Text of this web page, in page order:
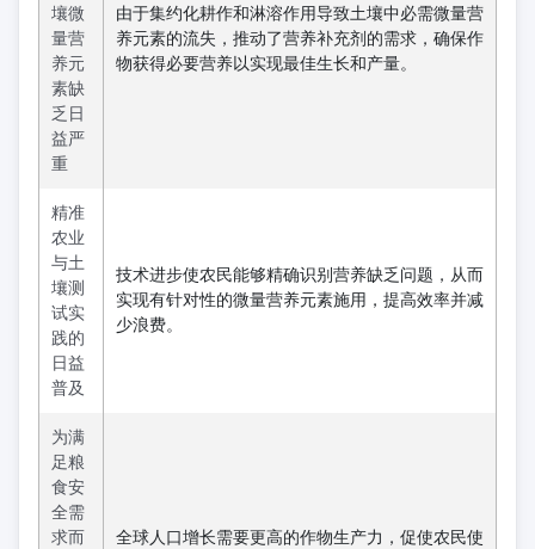
壤微
量营
养元
素缺
乏日
益严
重
由于集约化耕作和淋溶作用导致土壤中必需微量营
养元素的流失，推动了营养补充剂的需求，确保作
物获得必要营养以实现最佳生长和产量。
精准
农业
与土
壤测
试实
践的
日益
普及
技术进步使农民能够精确识别营养缺乏问题，从而
实现有针对性的微量营养元素施用，提高效率并减
少浪费。
为满
足粮
食安
全需
求而
全球人口增长需要更高的作物生产力，促使农民使